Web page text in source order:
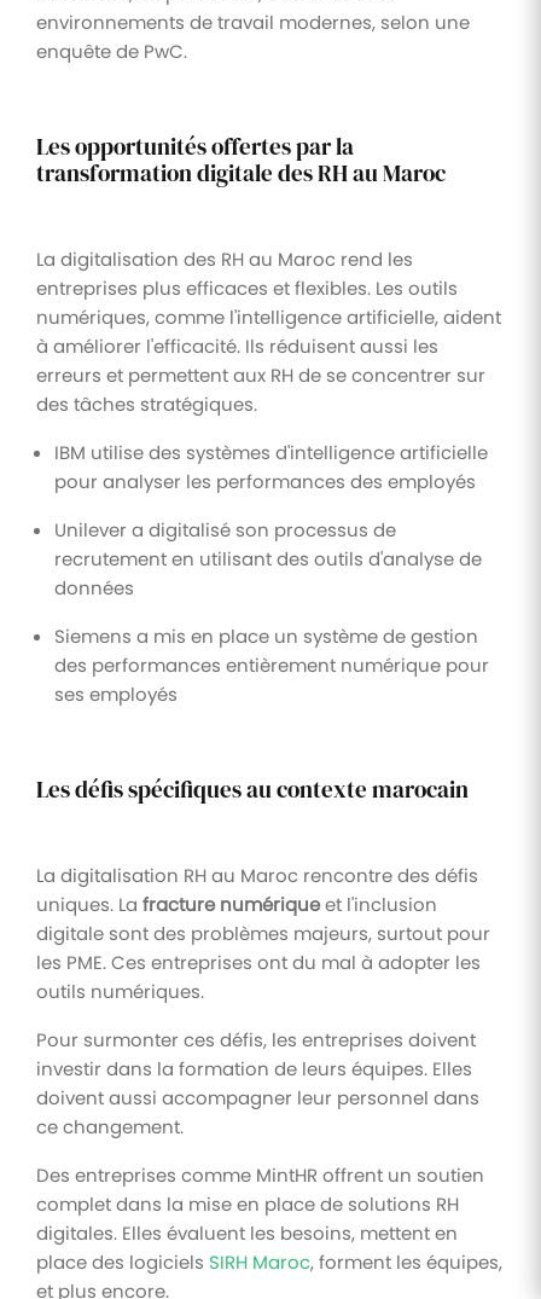
environnements de travail modernes, selon une
enquête de PwC.
Les opportunités offertes par la
transformation digitale des RH au Maroc
La digitalisation des RH au Maroc rend les
entreprises plus efficaces et flexibles. Les outils
numériques, comme l'intelligence artificielle, aident
à améliorer l'efficacité. Ils réduisent aussi les
erreurs et permettent aux RH de se concentrer sur
des tâches stratégiques.
IBM utilise des systèmes d'intelligence artificielle
pour analyser les performances des employés
Unilever a digitalisé son processus de
recrutement en utilisant des outils d'analyse de
données
Siemens a mis en place un système de gestion
des performances entièrement numérique pour
ses employés
Les défis spécifiques au contexte marocain
La digitalisation RH au Maroc rencontre des défis
uniques. La fracture numériqueet l'inclusion
digitale sont des problèmes majeurs, surtout pour
les PME. Ces entreprises ont du mal à adopter les
outils numériques.
Pour surmonter ces défis, les entreprises doivent
investir dans la formation de leurs équipes. Elles
doivent aussi accompagner leur personnel dans
ce changement.
Des entreprises comme MintHR offrent un soutien
complet dans la mise en place de solutions RH
digitales. Elles évaluent les besoins, mettent en
place des logiciels SIRH Maroc, forment les équipes,
et plus encore.